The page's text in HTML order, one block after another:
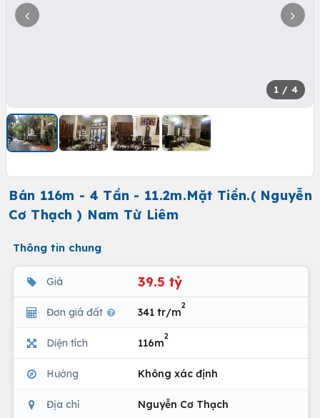
1 / 4
Bán 116m - 4 Tần - 11.2m.Mặt Tiền.( Nguyễn
Cơ Thạch ) Nam Từ Liêm
Thông tin chung
Giá 39.5 tỷ
Đơn giá đất 341 tr/m
2
Diện tích 116m
2
Hướng Không xác định
Địa chỉ Nguyễn Cơ Thạch